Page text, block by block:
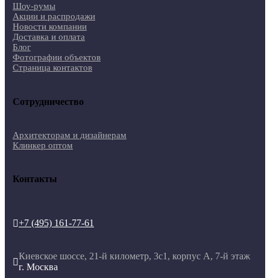
Шоу-румы
Акции и распродажи
Новости компании
Доставка и оплата
Блог
Фотографии объектов
Страница контактов
Сотрудничество
Архитекторам и дизайнерам
Клинкер оптом
Контакты
+7 (495) 161-77-61

Киевское шоссе, 21-й километр, 3с1, корпус А, 7-й этаж
г. Москва